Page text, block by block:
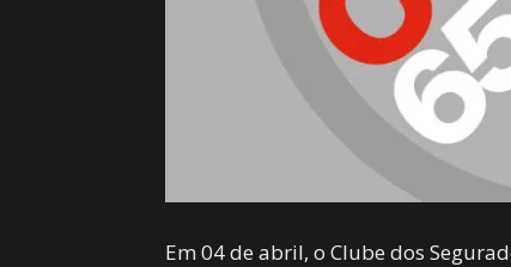
Em 04 de abril, o Clube dos